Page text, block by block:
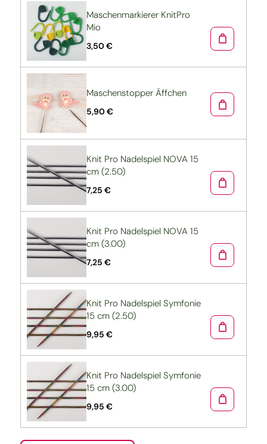
Maschenmarkierer KnitPro
Mio
3,50 €
Maschenstopper Äffchen
5,90 €
Knit Pro Nadelspiel NOVA 15
cm (2.50)
7,25 €
Knit Pro Nadelspiel NOVA 15
cm (3.00)
7,25 €
Knit Pro Nadelspiel Symfonie
15 cm (2.50)
9,95 €
Knit Pro Nadelspiel Symfonie
15 cm (3.00)
9,95 €